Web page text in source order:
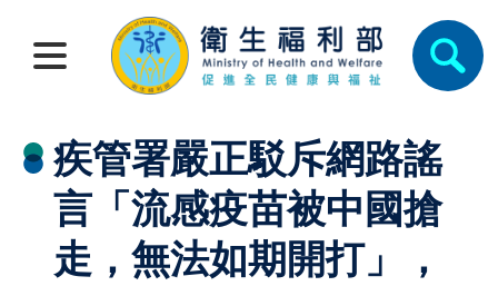
疾管署嚴正駁斥網路謠
言「流感疫苗被中國搶
走，無法如期開打」，